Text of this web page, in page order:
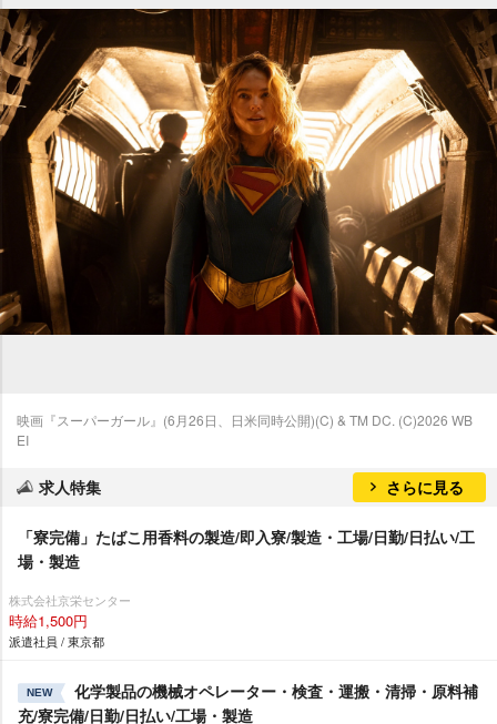
映画『スーパーガール』(6月26日、日米同時公開)(C) & TM DC. (C)2026 WB
EI
求人特集 さらに見る
「寮完備」たばこ用香料の製造/即入寮/製造・工場/日勤/日払い/工
場・製造
株式会社京栄センター
時給1,500円
派遣社員 / 東京都
NEW
化学製品の機械オペレーター・検査・運搬・清掃・原料補
充/寮完備/日勤/日払い/工場・製造